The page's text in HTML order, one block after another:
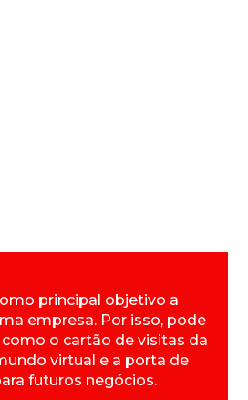
principal objetivo a
empresa. Por isso, pode
o cartão de visitas da
virtual e a porta de
futuros negócios.